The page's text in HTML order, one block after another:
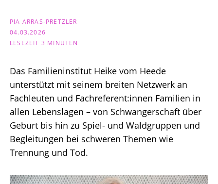
Das Familieninstitut Heike vom Heede
unterstützt mit seinem breiten Netzwerk an
Fachleuten und Fachreferent:innen Familien in
allen Lebenslagen – von Schwangerschaft über
Geburt bis hin zu Spiel- und Waldgruppen und
Begleitungen bei schweren Themen wie
Trennung und Tod.
PIA ARRAS-PRETZLER
04.03.2026
LESEZEIT 3 MINUTEN